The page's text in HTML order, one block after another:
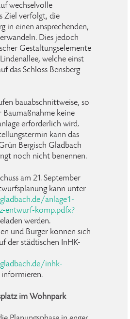
wechselvolle
Ziel verfolgt, die
in einen ansprechenden,
Dies jedoch
Gestaltungselemente
welche einst
das Schloss Bensberg
bauabschnittweise, so
Baumaßnahme keine
erforderlich wird.
kann das
Bergisch Gladbach
noch nicht benennen.
am 21. September
kann unter
anlage1-
entwurf-komp.pdfx?
werden.
und Bürger können sich
der städtischen InHK-
inhk-
informieren.
im Wohnpark